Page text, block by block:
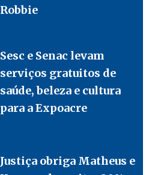
Robbie
Sesc e Senac levam
serviços gratuitos de
saúde, beleza e cultura
para a Expoacre
Justiça obriga Matheus e